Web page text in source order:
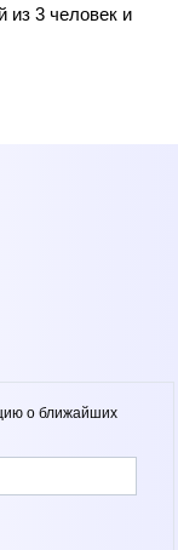
из 3 человек и
о ближайших